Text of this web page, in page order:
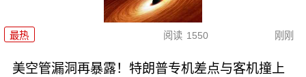
最热 阅读 1550 刚刚
美空管漏洞再暴露！特朗普专机差点与客机撞上